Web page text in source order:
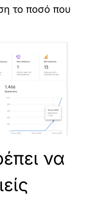
το ποσό που
να